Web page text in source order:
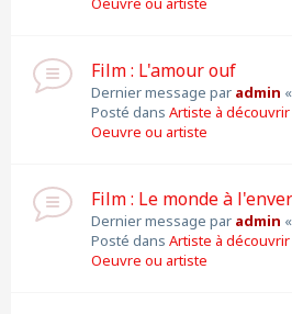
Film : L'amour ouf
Dernier message par admin «
Posté dans Artiste à découvrir
Oeuvre ou artiste
Film : Le monde à
Dernier message par admin «
Posté dans Artiste à découvrir
Oeuvre ou artiste